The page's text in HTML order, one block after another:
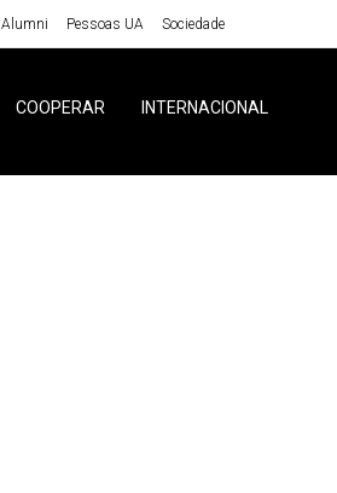
Alumni Pessoas UA Sociedade
COOPERAR INTERNACIONAL